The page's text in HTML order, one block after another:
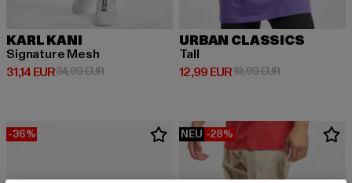
KARL KANI
Signature Mesh
31,14 EUR
Derzeitiger Preis: 31,14 EUR
34,99 EURAktionspreis: 34,99 EUR
URBAN CLASSICS
Tall
12,99 EUR
Derzeitiger Preis: 12,99 EUR
19,99 EURAktionspreis:
-36% NEU -28%